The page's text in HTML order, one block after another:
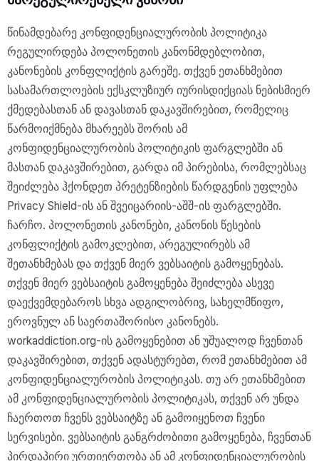
წინამდებარე კონფიდენციალურობის პოლიტიკა
რეგულირდება პოლონეთის კანონმდებლობით,
კანონების კონფლიქტის გარეშე. თქვენ ეთანხმებით
სასამართლოების ექსკლუზიურ იურისდიქციას ნებისმიერ
ქმედებასთან ან დავასთან დაკავშირებით, რომელიც
წარმოიქმნება მხარეებს შორის ამ
კონფიდენციალურობის პოლიტიკის ფარგლებში ან
მასთან დაკავშირებით, გარდა იმ პირებისა, რომლებსაც
შეიძლება ჰქონდეთ პრეტენზიების წარდგენის უფლება
Privacy Shield-ის ან შვეიცარიის-აშშ-ის ფარგლებში.
ჩარჩო. პოლონეთის კანონები, კანონის წესების
კონფლიქტის გამოკლებით, არეგულირებს ამ
შეთანხმებას და თქვენ მიერ ვებსაიტის გამოყენებას.
თქვენ მიერ ვებსაიტის გამოყენება შეიძლება ასევე
დაექვემდებაროს სხვა ადგილობრივ, სახელმწიფო,
ეროვნულ ან საერთაშორისო კანონებს.
workaddiction.org-ის გამოყენებით ან უშუალოდ ჩვენთან
დაკავშირებით, თქვენ ადასტურებთ, რომ ეთანხმებით ამ
კონფიდენციალურობის პოლიტიკას. თუ არ ეთანხმებით
ამ კონფიდენციალურობის პოლიტიკას, თქვენ არ უნდა
ჩაერთოთ ჩვენს ვებსაიტზე ან გამოიყენოთ ჩვენი
სერვისები. ვებსაიტის განგრძობითი გამოყენება, ჩვენთან
პირდაპირი ურთიერთობა ან ამ კონფიდენციალურობის